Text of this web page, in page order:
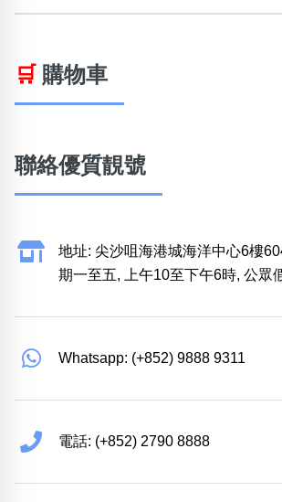
🛒 購物車
聯絡優質靚號
地址: 尖沙咀海港城海洋中心6樓
期一至五, 上午10至下午6時, 公眾
Whatsapp: (+852) 9888 9311
電話: (+852) 2790 8888